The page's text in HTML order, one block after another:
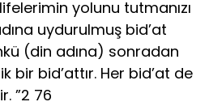
yolunu tutmanızı
uydurulmuş bid’at
(din adına) sonradan
bir bid’attır. Her bid’at de
”2 76